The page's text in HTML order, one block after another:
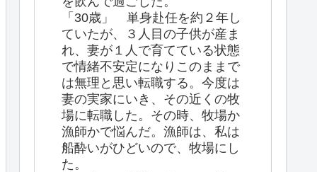
「30歳」 単身赴任を約２年し
ていたが、３人目の子供が産ま
れ、妻が１人で育てている状態
で情緒不安定になりこのままで
は無理と思い転職する。今度は
妻の実家にいき、その近くの牧
場に転職した。その時、牧場か
漁師かで悩んだ。漁師は、私は
船酔いがひどいので、牧場にし
た。